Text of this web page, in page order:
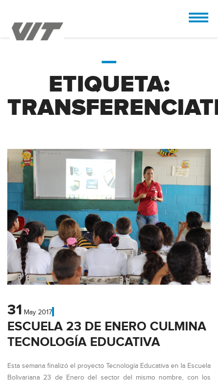
ETIQUETA:
31 May 2017
ESCUELA 23 DE ENERO CULMINA
TECNOLOGÍA EDUCATIVA
Esta semana finalizó el proyecto Tecnología Educativa en la Escuela
Bolivariana 23 de Enero del sector del mismo nombre, con los